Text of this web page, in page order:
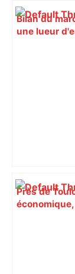
Bilan du
une lueur
Près de